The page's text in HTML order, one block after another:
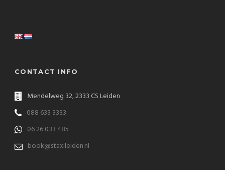
CONTACT INFO
Mendelweg 32, 2333 CS Leiden
088 633 3333
06 26 033 485
book@staxileiden.nl